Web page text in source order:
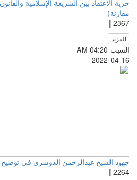
حرية الاعتقاد بين الشريعة الإسلامية
مقارنة)
2367 |
المزيد
السبت AM 04:20
2022-04-16
جهود الشيخ عبدالرحمن الدوسري في توضيح
2264 |